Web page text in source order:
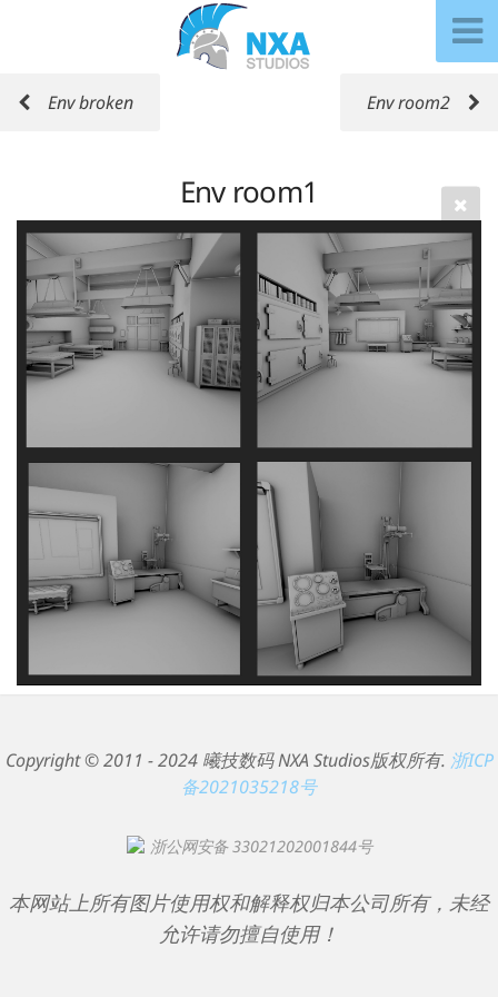
Env broken Env room2
Env room1
Copyright © 2011 - 2024 曦技数码 NXA Studios版权所有. 浙ICP
备2021035218号
浙公网安备 33021202001844号
本网站上所有图片使用权和解释权归本公司所有，未经
允许请勿擅自使用！